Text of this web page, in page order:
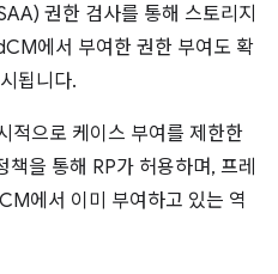
권한 검사를 통해 스토리지
에서 부여한 권한 부여도 확
됩니다.
적으로 케이스 부여를 제한한
을 통해 RP가 허용하며, 프레
에서 이미 부여하고 있는 역